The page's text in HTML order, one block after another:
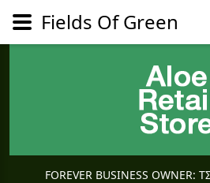
FOREVER BUSINESS OWNER:
Fields Of Green